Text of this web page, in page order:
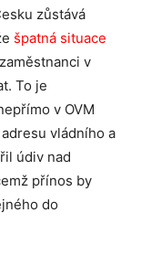
zůstává
špatná situace
v
To je
v OVM
vládního a
údiv nad
přínos by
do